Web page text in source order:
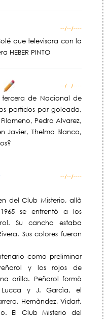
--/--/----
que televisara con la
HEBER PINTO
--/--/----
de Nacional de
partidos por goleada,
Pedro Alvarez,
Javier, Thelmo Blanco,
--/--/----
del Club Misterio, allà
se enfrentó a los
Su cancha estaba
Sus colores fueron
como preliminar
y los rojos de
orilla. Peñarol formò
Lucca y J. Garcìa, el
Hernàndez, Vidart,
El Club Misterio del